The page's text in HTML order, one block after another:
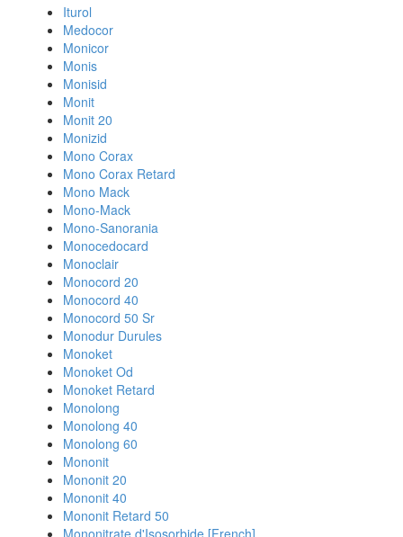
Iturol
Medocor
Monicor
Monis
Monisid
Monit
Monit 20
Monizid
Mono Corax
Mono Corax Retard
Mono Mack
Mono-Mack
Mono-Sanorania
Monocedocard
Monoclair
Monocord 20
Monocord 40
Monocord 50 Sr
Monodur Durules
Monoket
Monoket Od
Monoket Retard
Monolong
Monolong 40
Monolong 60
Mononit
Mononit 20
Mononit 40
Mononit Retard 50
Mononitrate d'Isosorbide [French]